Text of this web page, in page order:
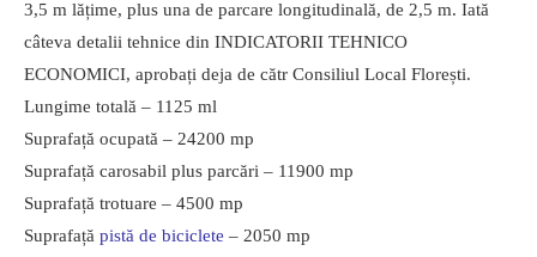
3,5 m lățime, plus una de parcare longitudinală, de 2,5 m. Iată
câteva detalii tehnice din INDICATORII TEHNICO
ECONOMICI, aprobați deja de cătr Consiliul Local Florești.
Lungime totală – 1125 ml
Suprafață ocupată – 24200 mp
Suprafață carosabil plus parcări – 11900 mp
Suprafață trotuare – 4500 mp
Suprafață pistă de biciclete – 2050 mp